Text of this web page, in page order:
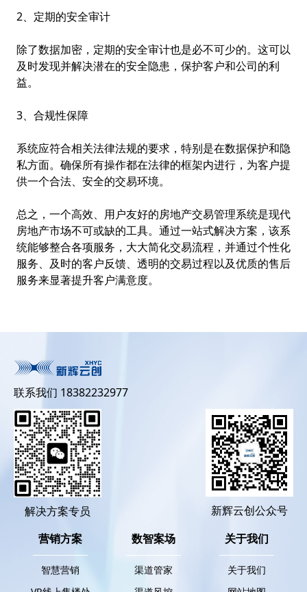
2、定期的安全审计
除了数据加密，定期的安全审计也是必不可少的。这可以
及时发现并解决潜在的安全隐患，保护客户和公司的利
益。
3、合规性保障
系统应符合相关法律法规的要求，特别是在数据保护和隐
私方面。确保所有操作都在法律的框架内进行，为客户提
供一个合法、安全的交易环境。
总之，一个高效、用户友好的房地产交易管理系统是现代
房地产市场不可或缺的工具。通过一站式解决方案，该系
统能够整合各项服务，大大简化交易流程，并通过个性化
服务、及时的客户反馈、透明的交易过程以及优质的售后
服务来显著提升客户满意度。
联系我们 18382232977
解决方案专员
新辉云创公众号
营销方案
智慧营销
数智案场
渠道管家
关于我们
关于我们